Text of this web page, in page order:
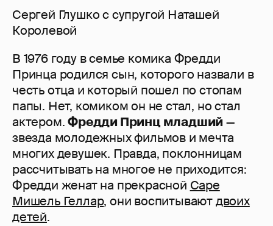
Сергей Глушко с супругой Наташей
Королевой
В 1976 году в семье комика Фредди
Принца родился сын, которого назвали в
честь отца и который пошел по стопам
папы. Нет, комиком он не стал, но стал
актером.Фредди Принц младший —
звезда молодежных фильмов и мечта
многих девушек. Правда, поклонницам
рассчитывать на многое не приходится:
Фредди женат на прекрасной Саре
Мишель Геллар, они воспитываютдвоих
детей.